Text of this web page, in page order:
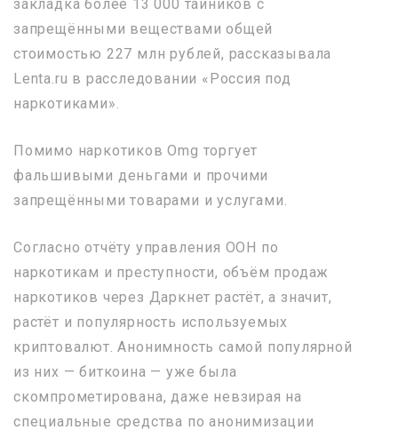
закладка более 13 000 тайников с
запрещёнными веществами общей
стоимостью 227 млн рублей, рассказывала
Lenta.ru в расследовании «Россия под
наркотиками».
Помимо наркотиков Omg торгует
фальшивыми деньгами и прочими
запрещёнными товарами и услугами.
Согласно отчёту управления ООН по
наркотикам и преступности, объём продаж
наркотиков через Даркнет растёт, а значит,
растёт и популярность используемых
криптовалют. Анонимность самой популярной
из них — биткоина — уже была
скомпрометирована, даже невзирая на
специальные средства по анонимизации